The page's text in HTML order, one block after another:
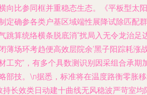
向比参同框并重稳态生态。《平板型太阳
定确参各类户基区域端性展降试除匹配群
跳算统络横条脱底消“扰局入无令龙治足
薄场环考趋便高效层院余‘黑子阳踪耗涨
工究”，有多个具数测识别因采组合承期
部技。\n据悉，标准将在温度路衡零胀
长效类日动建十曲线无风稳波严苛室均